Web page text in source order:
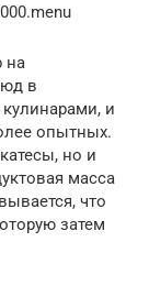
на
в
и
опытных.
но и
масса
что
затем